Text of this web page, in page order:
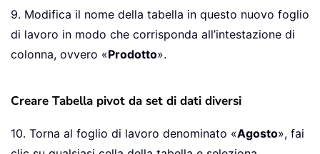
9. Modifica il nome della tabella in questo nuovo foglio
di lavoro in modo che corrisponda all’intestazione di
colonna, ovvero «Prodotto».
Creare Tabella pivot da set di dati diversi
10. Torna al foglio di lavoro denominato «Agosto», fai